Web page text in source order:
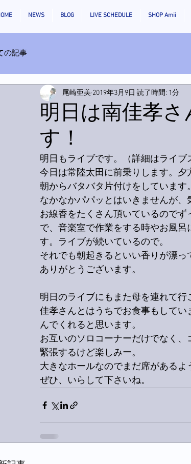
NEWS BLOG LIVE SCHEDULE SHOP Amii
の記事
明日は南佳孝
す！
尾崎亜美 2019年3月9日 読了時間: 1分
明日もライブです。（詳細はライブ
今日は常陸太田に前乗りします。夕
朝からバタバタ片付けをしています。
なかなかパパッとはいきませんが、
お線香をたくさん頂いているので
で、音楽室で作業をする時やお風
す。ライブが続いているので。
それでも朝起きるといい香りが漂っ
ありがとうございます。
明日のライブにもまた母を連れて行
佳孝さんとはうちでお食事もして
んでくれると思います。
お互いのソロコーナーだけでなく
緊張するけど楽しみー。
大きなホールなのでまだ席があるよ
ぜひ、いらして下さいね。